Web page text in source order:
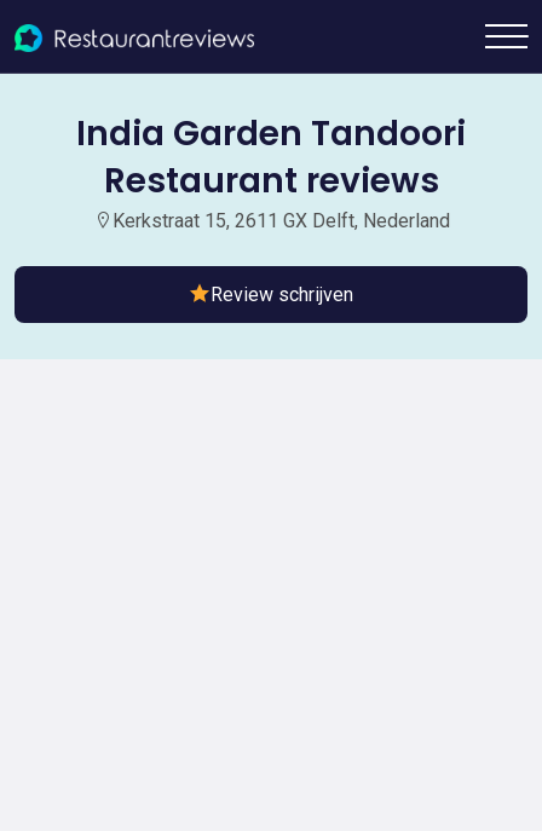
India Garden Tandoori
Restaurant reviews
Kerkstraat 15, 2611 GX Delft, Nederland
Review schrijven